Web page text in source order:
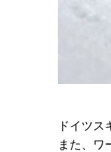
ドイツ
また、ワ